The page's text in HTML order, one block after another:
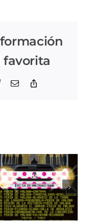
favorita
Telegram
Correo